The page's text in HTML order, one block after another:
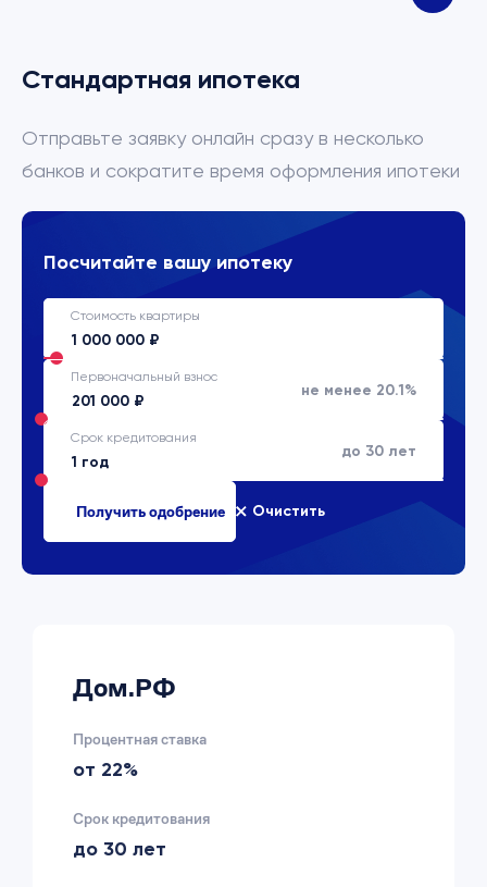
Стандартная ипотека
Отправьте заявку онлайн сразу в несколько
банков и сократите время оформления ипотеки
Посчитайте вашу ипотеку
Стоимость квартиры
Первоначальный взнос
не менее 20.1%
Срок кредитования
до 30 лет
Очистить
Дом.РФ
Процентная ставка
от 22%
Срок кредитования
до 30 лет